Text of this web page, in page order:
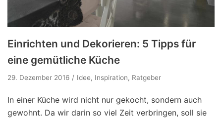
Einrichten und Dekorieren: 5 Tipps für
eine gemütliche Küche
29. Dezember 2016 Idee, Inspiration, Ratgeber
In einer Küche wird nicht nur gekocht, sondern auch
gewohnt. Da wir darin so viel Zeit verbringen, soll sie